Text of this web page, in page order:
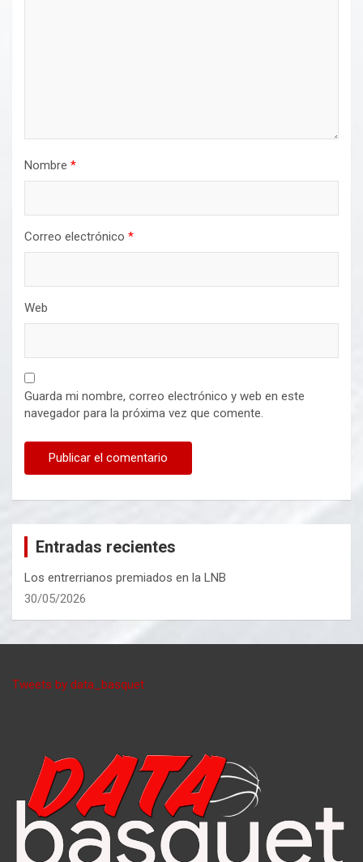
Nombre *
Correo electrónico *
Web
Guarda mi nombre, correo electrónico y web en este
navegador para la próxima vez que comente.
Entradas recientes
Los entrerrianos premiados en la LNB
30/05/2026
Tweets by data_basquet